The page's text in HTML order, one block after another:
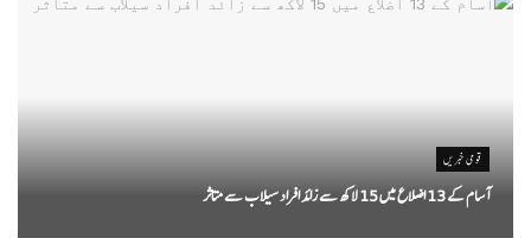
قومی خبریں
آسام کے 13 اضلاع میں 15 لاکھ سے زائد افراد سیلاب سے متاثر